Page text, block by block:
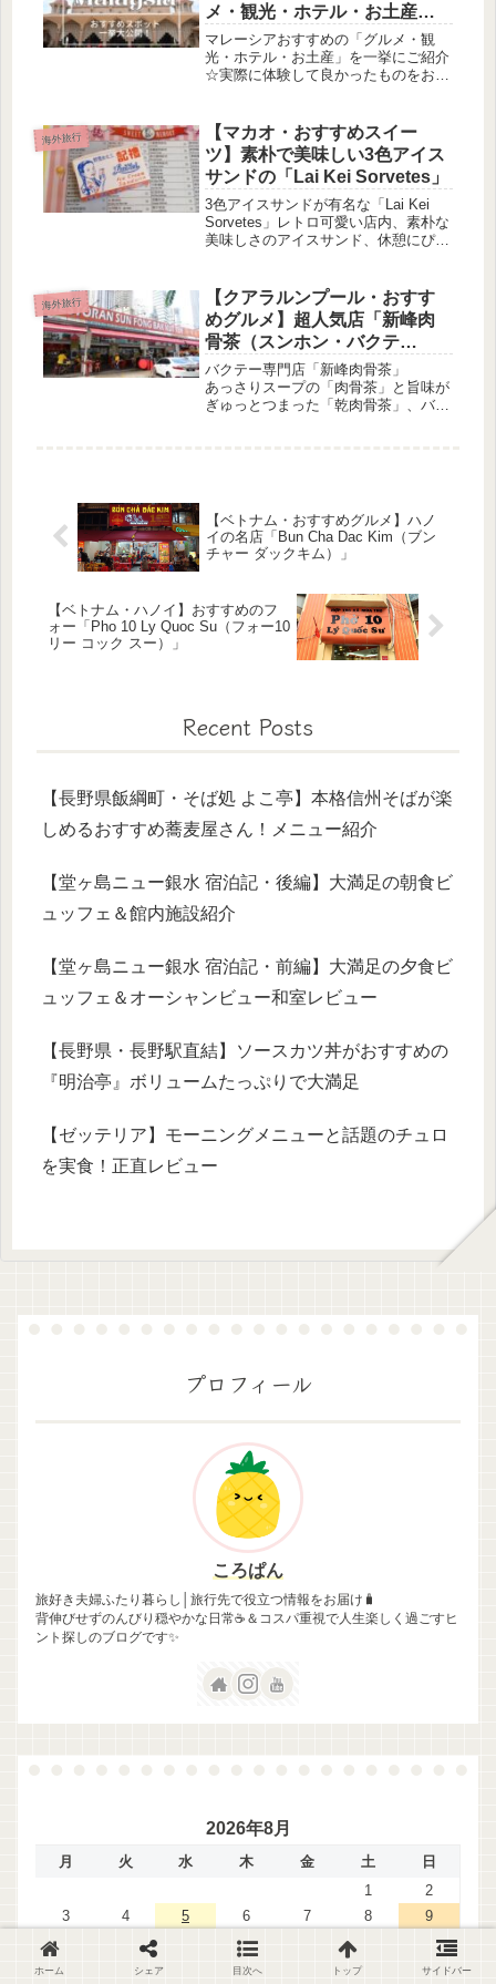
メ・観光・ホテル・お土産」
一挙大公開！
マレーシアおすすめの「グルメ・観
光・ホテル・お土産」を一挙にご紹介
☆実際に体験して良かったものをお届
海外旅行
【マカオ・おすすめスイー
ツ】素朴で美味しい3色アイス
サンドの「Lai Kei Sorvetes」
3色アイスサンドが有名な「Lai Kei
Sorvetes」レトロ可愛い店内、素朴な
美味しさのアイスサンド、休憩にぴっ
海外旅行
【クアラルンプール・おすす
めグルメ】超人気店「新峰肉
骨茶（スンホン・バクテ
ー）」
バクテー専門店「新峰肉骨茶」
あっさりスープの「肉骨茶」と旨味が
ぎゅっとつまった「乾肉骨茶」、バク
【ベトナム・おすすめグルメ】ハノ
イの名店「Bun Cha Dac Kim（ブン
チャー ダックキム）」
【ベトナム・ハノイ】おすすめのフ
ォー「Pho 10 Ly Quoc Su（フォー10
リー コック スー）」
Recent Posts
【長野県飯綱町・そば処 よこ亭】本格信州そばが楽
しめるおすすめ蕎麦屋さん！メニュー紹介
【堂ヶ島ニュー銀水 宿泊記・後編】大満足の朝食ビ
ュッフェ＆館内施設紹介
【堂ヶ島ニュー銀水 宿泊記・前編】大満足の夕食ビ
ュッフェ＆オーシャンビュー和室レビュー
【長野県・長野駅直結】ソースカツ丼がおすすめの
『明治亭』ボリュームたっぷりで大満足
【ゼッテリア】モーニングメニューと話題のチュロ
を実食！正直レビュー
プロフィール
ころぱん
旅好き夫婦ふたり暮らし│旅行先で役立つ情報をお届け🧳
背伸びせずのんびり穏やかな日常☕＆コスパ重視で人生楽しく過ごすヒ
ント探しのブログです✨
2026年8月
月 火 水 木 金 土
日
1
2
3
4 5 6 7 8
9
13
16
17
20 22
23
ホーム シェア 目次へ トップ サイドバー